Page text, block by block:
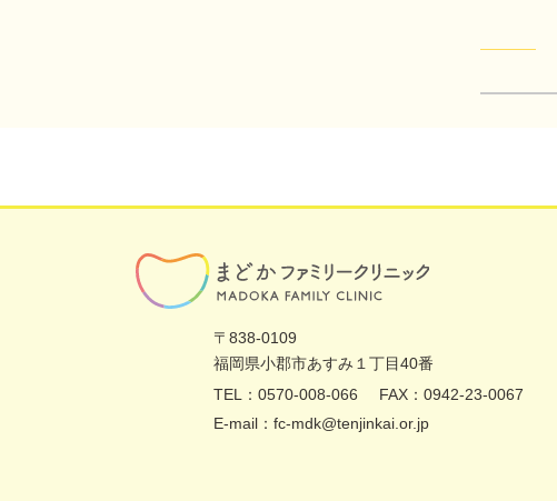
〒838-0109
福岡県小郡市あすみ１丁目40番
TEL：0570-008-066
FAX：0942-23-0067
E-mail：fc-mdk@tenjinkai.or.jp